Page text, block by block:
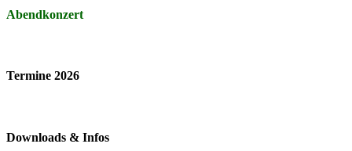
Abendkonzert
Termine 2026
Downloads & Infos